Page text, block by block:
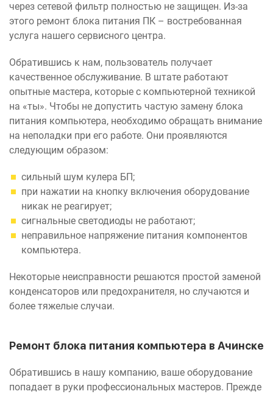
через сетевой фильтр полностью не защищен. Из-за
этого ремонт блока питания ПК – востребованная
услуга нашего сервисного центра.
Обратившись к нам, пользователь получает
качественное обслуживание. В штате работают
опытные мастера, которые с компьютерной техникой
на «ты». Чтобы не допустить частую замену блока
питания компьютера, необходимо обращать внимание
на неполадки при его работе. Они проявляются
следующим образом:
сильный шум кулера БП;
при нажатии на кнопку включения оборудование
никак не реагирует;
сигнальные светодиоды не работают;
неправильное напряжение питания компонентов
компьютера.
Некоторые неисправности решаются простой заменой
конденсаторов или предохранителя, но случаются и
более тяжелые случаи.
Ремонт блока питания компьютера в Ачинске
Обратившись в нашу компанию, ваше оборудование
попадает в руки профессиональных мастеров. Прежде